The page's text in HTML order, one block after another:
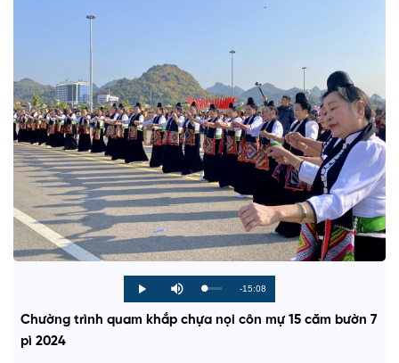
P
l
M
u
e
L
d
e
P
r
g
R
e
-15:08
Chường trình quam khắp chựa nọi côn mự 15 căm bườn 7
pì 2024